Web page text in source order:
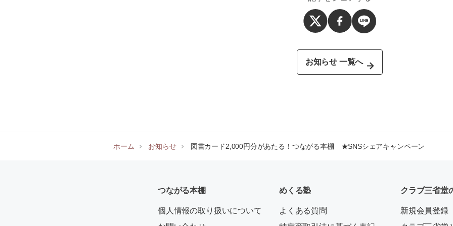
お知らせ 一覧へ
ホーム お知らせ 図書カード2,000円分があたる！つながる本棚 ★SNSシェアキャンペーン
つながる本棚
個人情報の取り扱いについて
めくる塾
よくある質問
クラブ三省堂
新規会員登録